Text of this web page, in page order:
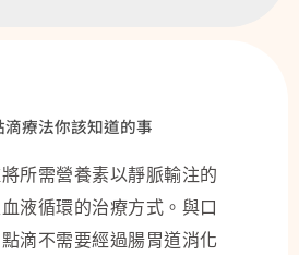
滴療法你該知道的事
所需營養素以靜脈輸注的
液循環的治療方式。與口
滴不需要經過腸胃道消化